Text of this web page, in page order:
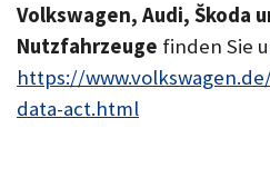
Volkswagen, Audi, Škoda
Nutzfahrzeuge finden Sie
https://
data-act.html